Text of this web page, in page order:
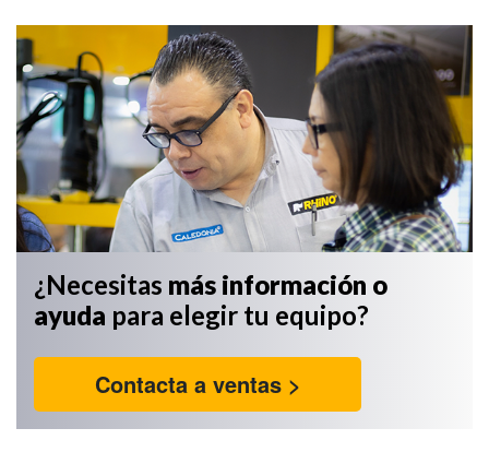
¿Necesitas más información o
ayuda para elegir tu equipo?
Contacta a ventas >